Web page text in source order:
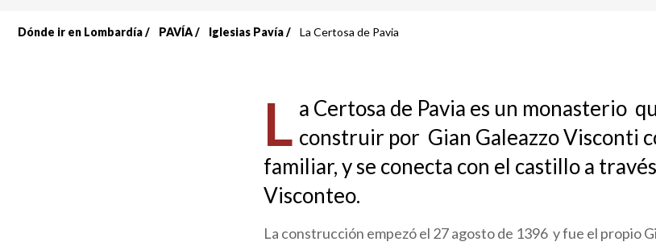
Dónde ir en Lombardía PAVÍA Iglesias Pavía La Certosa de Pavia
L a Certosa de Pavia es un monasterio
construir por Gian Galeazzo Visconti
familiar, y se conecta con el castillo a
Visconteo.
La construcción empezó el 27 agosto de 1396 y fue el propio